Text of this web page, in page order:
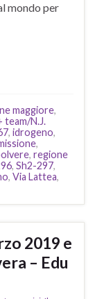
mondo per
maggiore,
team/N.J.
, idrogeno,
,
, regione
, Sh2-297,
, Via Lattea,
2019 e
– Edu